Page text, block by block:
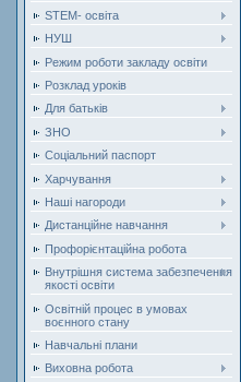
STEM- освіта
НУШ
Режим роботи закладу освіти
Розклад уроків
Для батьків
ЗНО
Соціальний паспорт
Харчування
Наші нагороди
Дистанційне навчання
Профорієнтаційна робота
Внутрішня система забезпечення
якості освіти
Освітній процес в умовах
воєнного стану
Навчальні плани
Виховна робота